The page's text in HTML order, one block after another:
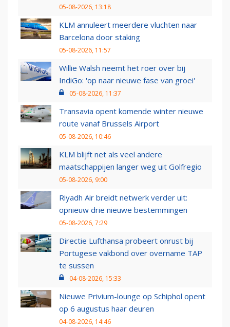
05-08-2026, 13:18
KLM annuleert meerdere vluchten naar
Barcelona door staking
05-08-2026, 11:57
Willie Walsh neemt het roer over bij
IndiGo: 'op naar nieuwe fase van groei'
05-08-2026, 11:37
Transavia opent komende winter nieuwe
route vanaf Brussels Airport
05-08-2026, 10:46
KLM blijft net als veel andere
maatschappijen langer weg uit Golfregio
05-08-2026, 9:00
Riyadh Air breidt netwerk verder uit:
opnieuw drie nieuwe bestemmingen
05-08-2026, 7:29
Directie Lufthansa probeert onrust bij
Portugese vakbond over overname TAP
te sussen
04-08-2026, 15:33
Nieuwe Privium-lounge op Schiphol opent
op 6 augustus haar deuren
04-08-2026, 14:46